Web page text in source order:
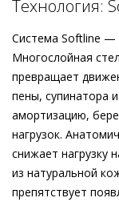
свой образ в
LEMON
шалью KARREE
Технология:
Система Softline —
Многослойная
превращает
пены, супинатора
амортизацию,
нагрузок.
снижает нагрузку
из натуральной
препятствует